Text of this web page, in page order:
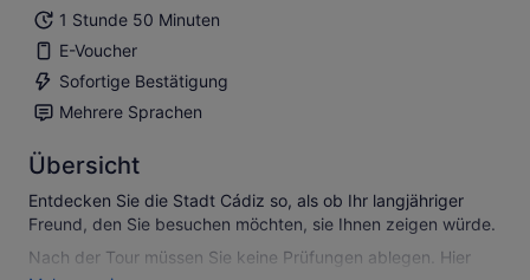
1 Stunde 50 Minuten
E-Voucher
Sofortige Bestätigung
Mehrere Sprachen
Übersicht
Entdecken Sie die Stadt Cádiz so, als ob Ihr langjähriger
Freund, den Sie besuchen möchten, sie Ihnen zeigen würde.
Nach der Tour müssen Sie keine Prüfungen ablegen. Hier